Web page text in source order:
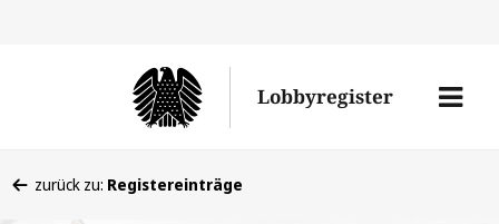
Lobbyregister
Menü
befinden
zurück zu: Registereinträge